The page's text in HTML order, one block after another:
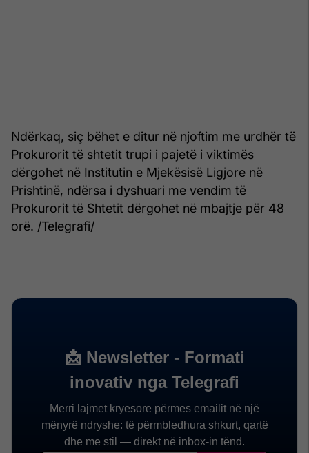
Ndërkaq, siç bëhet e ditur në njoftim me urdhër të
Prokurorit të shtetit trupi i pajetë i viktimës
dërgohet në Institutin e Mjekësisë Ligjore në
Prishtinë, ndërsa i dyshuari me vendim të
Prokurorit të Shtetit dërgohet në mbajtje për 48
orë. /Telegrafi/